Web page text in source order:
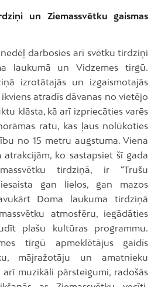
un Ziemassvētku gaismas
darbosies arī svētku tirdziņi
laukumā un Vidzemes tirgū.
izrotātajās un izgaismotajās
atradīs dāvanas no vietējo
klāsta, kā arī izpriecāties varēs
ratu, kas ļaus nolūkoties
no 15 metru augstuma. Viena
atrakcijām, ko sastapsiet šī gada
tirdziņā, ir “Trušu
gan lielos, gan mazos
Doma laukuma tirdziņā
atmosfēru, iegādāties
plašu kultūras programmu.
tirgū apmeklētājus gaidīs
mājražotāju un amatnieku
arī muzikāli pārsteigumi, radošās